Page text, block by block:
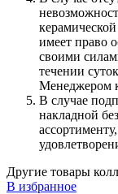
имеет право
своими
течении
Менеджером
В случае
накладной
Другие товары
В избранное